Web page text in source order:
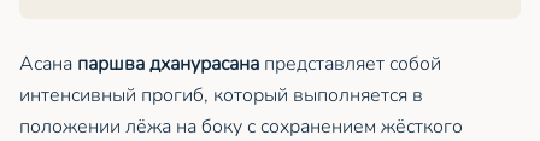
Асана паршва дханурасана представляет собой
интенсивный прогиб, который выполняется в
положении лёжа на боку с сохранением жёсткого